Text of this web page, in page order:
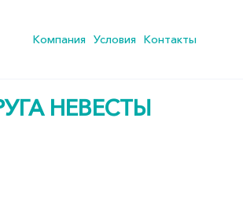
Компания Условия Контакты
НЕВЕСТЫ